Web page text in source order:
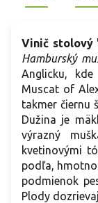
Vinič stolový
Hamburský
Anglicku,
Muscat of
takmer čiernu
Dužina je
výrazný
kvetinovými
podľa,
podmienok
Plody